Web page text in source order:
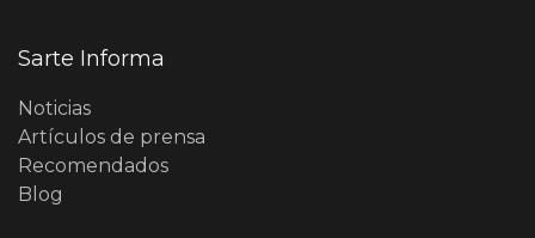
Sarte Informa
Noticias
Artículos de prensa
Recomendados
Blog